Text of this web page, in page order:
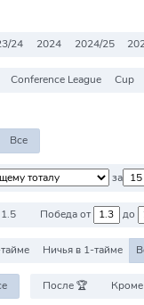
24 2024 2024/25
Conference League Cup
Все
за
Победа от до
Ничья в 1-тайме
После 🏆